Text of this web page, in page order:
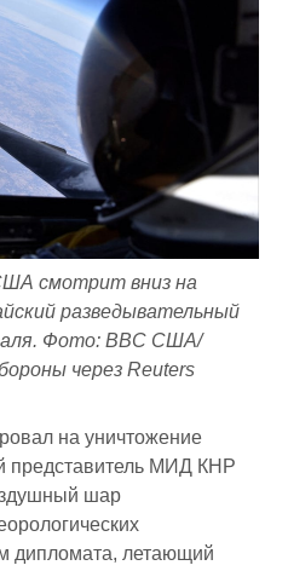
смотрит вниз на
разведывательный
Фото: ВВС США/
через Reuters
на уничтожение
представитель МИД КНР
шар
дипломата, летающий